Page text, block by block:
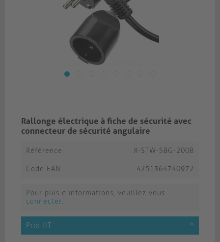
Rallonge électrique à fiche de sécurité avec
connecteur de sécurité angulaire
Référence X-STW-SBG-200B
Code EAN 4251364740972
Pour plus d'informations, veuillez vous
connecter.
Prix HT *